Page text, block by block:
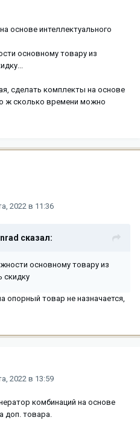
основе интеллектуального
основному товару из
сделать комплекты на основе
ж сколько времени можно
2022 в 11:36
сказал:
основному товару из
скидку
опорный товар не назначается,
2022 в 13:59
комбинаций на основе
доп. товара.